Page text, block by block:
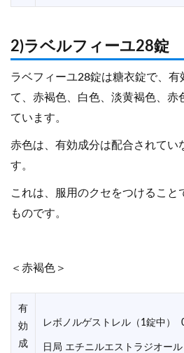
2)ラベルフィーユ28錠
ラベフィーユ28錠は糖衣錠で、有
て、赤褐色、白色、淡黄褐色、赤
ています。
赤色は、有効成分は配合されてい
す。
これは、服用のクセをつけること
ものです。
＜赤褐色＞
有
効
成
レボノルゲストレル（1錠中）
日局 エチニルエストラジオー